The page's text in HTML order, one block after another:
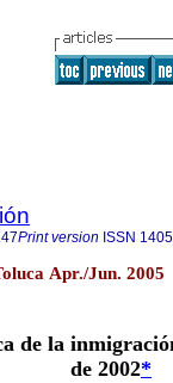
Print version ISSN
Apr./Jun. 2005
de la
de 2002*